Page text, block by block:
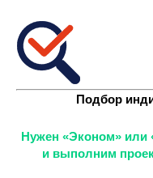
Подбор
Нужен «Эконом» или
и выполним